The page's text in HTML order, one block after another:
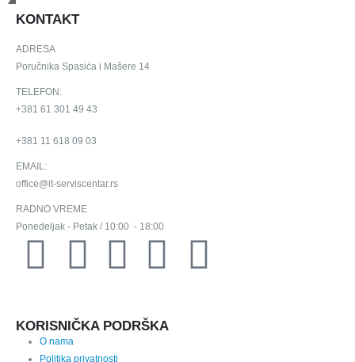
KONTAKT
ADRESA
Poručnika Spasića i Mašere 14
TELEFON:
+381 61 301 49 43
+381 11 618 09 03
EMAIL:
office@it-serviscentar.rs
RADNO VREME
Ponedeljak - Petak / 10:00 - 18:00
KORISNIČKA PODRŠKA
O nama
Politika privatnosti